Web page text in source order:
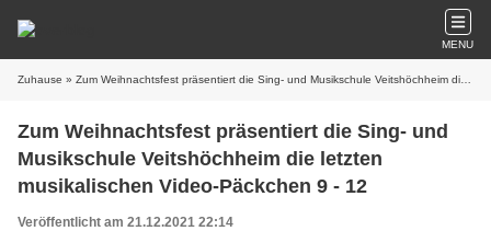
MENU
Zuhause » Zum Weihnachtsfest präsentiert die Sing- und Musikschule Veitshöchheim die letzten musikalischen Video-Päckchen 9 - 12
Zum Weihnachtsfest präsentiert die Sing- und
Musikschule Veitshöchheim die letzten
musikalischen Video-Päckchen 9 - 12
Veröffentlicht am 21.12.2021 22:14